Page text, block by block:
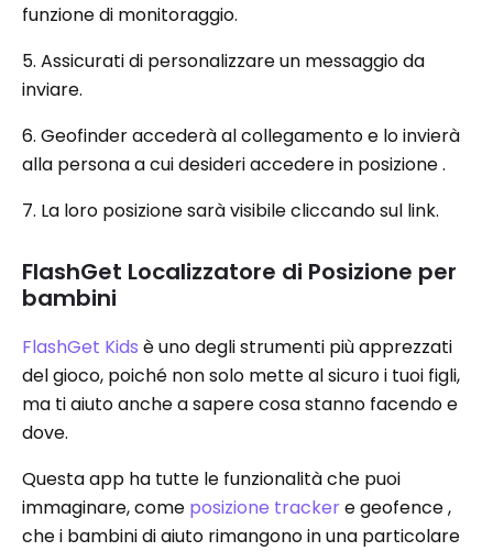
funzione di monitoraggio.
5. Assicurati di personalizzare un messaggio da
inviare.
6. Geofinder accederà al collegamento e lo invierà
alla persona a cui desideri accedere in posizione .
7. La loro posizione sarà visibile cliccando sul link.
FlashGet Localizzatore di Posizione per
bambini
FlashGet Kids è uno degli strumenti più apprezzati
del gioco, poiché non solo mette al sicuro i tuoi figli,
ma ti aiuto anche a sapere cosa stanno facendo e
dove.
Questa app ha tutte le funzionalità che puoi
immaginare, come posizione trackere geofence ,
che i bambini di aiuto rimangono in una particolare